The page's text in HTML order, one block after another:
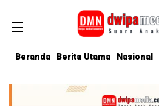
Beranda Berita Utama Nasional